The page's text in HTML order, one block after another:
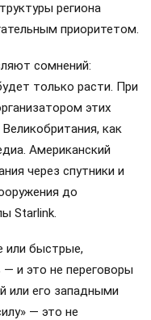
региона
приоритетом.
сомнений:
только расти. При
этих
как
Американский
через спутники и
до
Starlink.
или быстрые,
и это не переговоры
или его западными
— это не